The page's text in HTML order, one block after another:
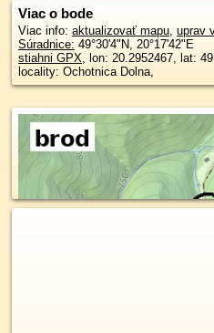
Viac o bode
Viac info: aktualizovať mapu, uprav
Súradnice: 49°30'4"N, 20°17'42"E
stiahni GPX, lon: 20.2952467, lat:
locality: Ochotnica Dolna,